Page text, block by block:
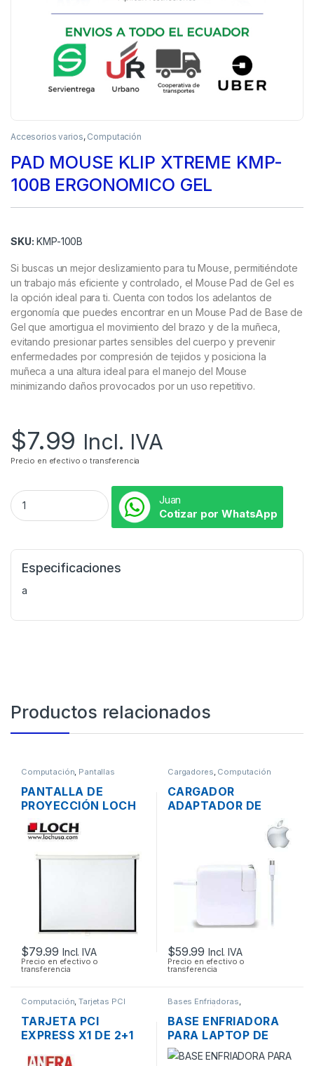
Accesorios varios, Computación
PAD MOUSE KLIP XTREME KMP-
100B ERGONOMICO GEL
SKU: KMP-100B
Si buscas un mejor deslizamiento para tu Mouse, permitiéndote
un trabajo más eficiente y controlado, el Mouse Pad de Gel es
la opción ideal para ti. Cuenta con todos los adelantos de
ergonomía que puedes encontrar en un Mouse Pad de Base de
Gel que amortigua el movimiento del brazo y de la muñeca,
evitando presionar partes sensibles del cuerpo y prevenir
enfermedades por compresión de tejidos y posiciona la
muñeca a una altura ideal para el manejo del Mouse
minimizando daños provocados por un uso repetitivo.
$7.99 Incl. IVA
Precio en efectivo o transferencia
Juan
Cotizar por WhatsApp
Especificaciones
a
Productos relacionados
Computación, Pantallas
PANTALLA DE
PROYECCIÓN LOCH
MS84 MANUAL
PLEGABLE 177 X
PULGADAS)
$79.99 Incl. IVA
Precio en efectivo o
transferencia
Cargadores, Computación
CARGADOR
ADAPTADOR DE
ENERGÍA MAC APPLE
MACBOOK PRO USB-
C 20V 3A 61W
$59.99 Incl. IVA
Precio en efectivo o
transferencia
Computación ,Tarjetas PCI
TARJETA PCI
EXPRESS X1 DE 2+1
Bases Enfriadoras
Computación
BASE ENFRIADORA
PARA LAPTOP DE
HASTA 17″ 3